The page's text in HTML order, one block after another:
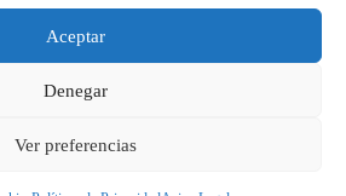
Aceptar
Denegar
Ver preferencias